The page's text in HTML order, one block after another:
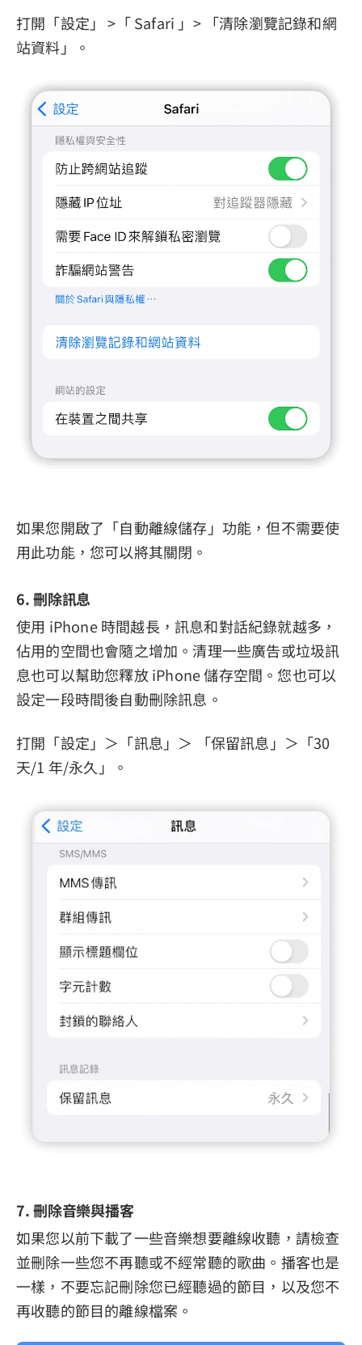
打開「設定」 >「 Safari 」> 「清除瀏覽記錄和網
站資料」。
如果您開啟了「自動離線儲存」功能，但不需要使
用此功能，您可以將其關閉。
6. 刪除訊息
使用 iPhone 時間越長，訊息和對話紀錄就越多，
佔用的空間也會隨之增加。清理一些廣告或垃圾訊
息也可以幫助您釋放 iPhone 儲存空間。您也可以
設定一段時間後自動刪除訊息。
打開「設定」＞「訊息」＞ 「保留訊息」＞「30
天/1 年/永久」。
7. 刪除音樂與播客
如果您以前下載了一些音樂想要離線收聽，請檢查
並刪除一些您不再聽或不經常聽的歌曲。播客也是
一樣，不要忘記刪除您已經聽過的節目，以及您不
再收聽的節目的離線檔案。